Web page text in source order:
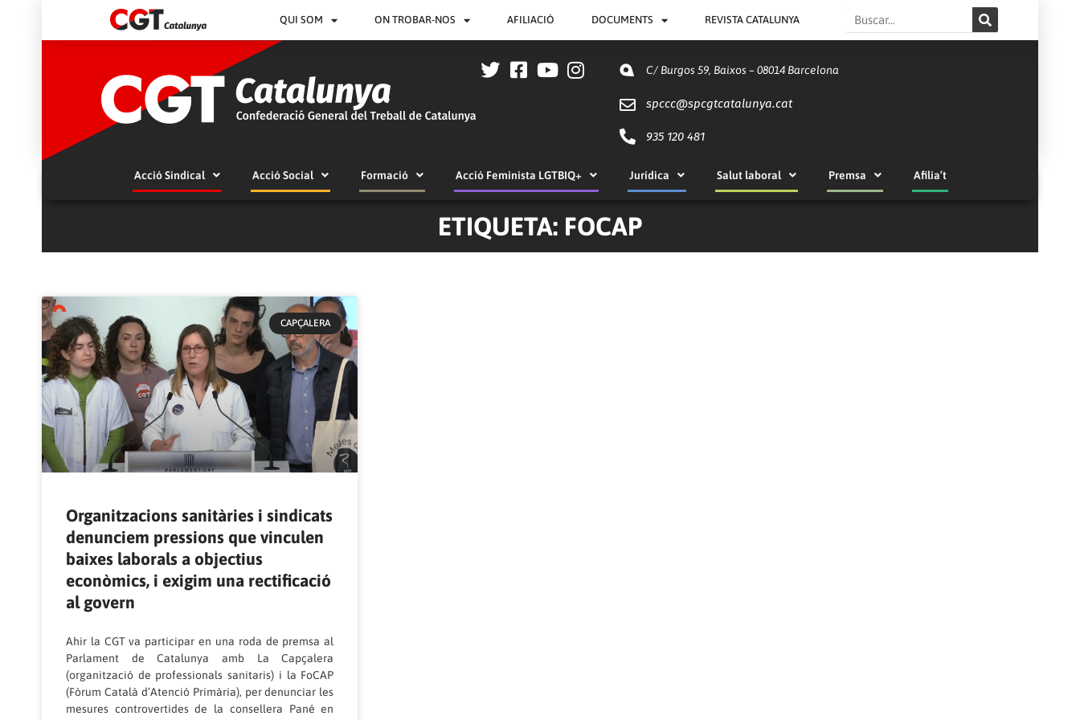
QUI SOM ON TROBAR-NOS AFILIACIÓ DOCUMENTS REVISTA CATALUNYA Search
C/ Burgos 59, Baixos – 08014 Barcelona
spccc@spcgtcatalunya.cat
935 120 481
Acció Sindical Acció Social Formació Acció Feminista LGTBIQ+ Jurídica Salut laboral Premsa Afilia’t
ETIQUETA: FOCAP
CAPÇALERA
Organitzacions sanitàries i sindicats
denunciem pressions que vinculen
baixes laborals a objectius
econòmics, i exigim una rectificació
al govern
Ahir la CGT va participar en una roda de premsa al
Parlament de Catalunya amb La Capçalera
(organització de professionals sanitaris) i la FoCAP
(Fòrum Català d’Atenció Primària), per denunciar les
mesures controvertides de la consellera Pané en